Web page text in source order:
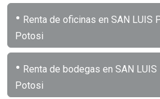
• Renta de oficinas en SAN LUIS
Potosi
• Renta de bodegas en SAN LUIS
Potosi